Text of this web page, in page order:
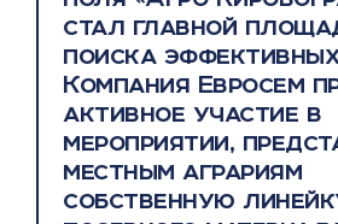
стал главной
поиска
Компания Евросем
активное участие в
мероприятии,
местным аграриям
собственную